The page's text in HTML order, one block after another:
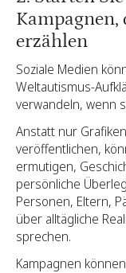
Kampagnen,
erzählen
Soziale Medien
Weltautismus-
verwandeln, wenn
Anstatt nur
veröffentlichen,
ermutigen,
persönliche
Personen, Eltern,
über alltägliche
sprechen.
Kampagnen